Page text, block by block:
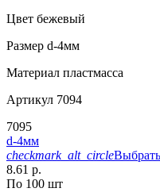
Цвет бежевый
Размер d-4мм
Материал пластмасса
Артикул 7094
7095
d-4мм
checkmark_alt_circleВыбрать
8.61 р.
По 100 шт